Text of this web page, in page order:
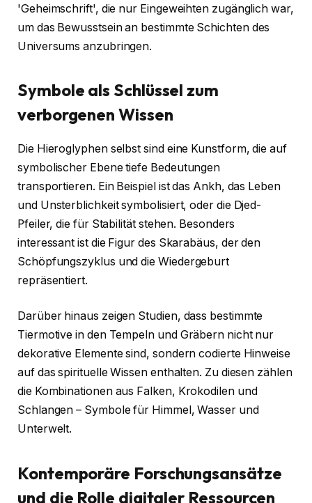
'Geheimschrift', die nur Eingeweihten zugänglich war,
um das Bewusstsein an bestimmte Schichten des
Universums anzubringen.
Symbole als Schlüssel zum
verborgenen Wissen
Die Hieroglyphen selbst sind eine Kunstform, die auf
symbolischer Ebene tiefe Bedeutungen
transportieren. Ein Beispiel ist das Ankh, das Leben
und Unsterblichkeit symbolisiert, oder die Djed-
Pfeiler, die für Stabilität stehen. Besonders
interessant ist die Figur des Skarabäus, der den
Schöpfungszyklus und die Wiedergeburt
repräsentiert.
Darüber hinaus zeigen Studien, dass bestimmte
Tiermotive in den Tempeln und Gräbern nicht nur
dekorative Elemente sind, sondern codierte Hinweise
auf das spirituelle Wissen enthalten. Zu diesen zählen
die Kombinationen aus Falken, Krokodilen und
Schlangen – Symbole für Himmel, Wasser und
Unterwelt.
Kontemporäre Forschungsansätze
und die Rolle digitaler Ressourcen